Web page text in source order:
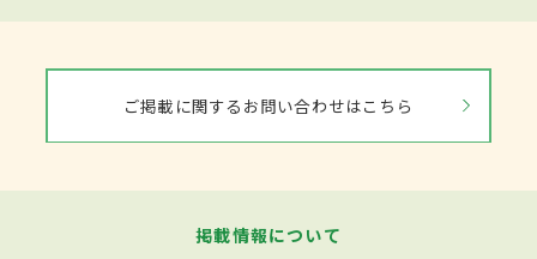
ご掲載に関するお問い合わせはこちら
掲載情報について